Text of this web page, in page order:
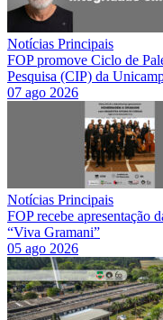
Notícias Principais
FOP promove Ciclo de
Pesquisa (CIP) da
07 ago 2026
Notícias Principais
FOP recebe apresentação
“Viva Gramani”
05 ago 2026